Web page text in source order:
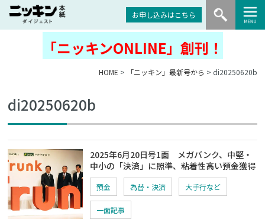
お申し込みはこちら
「ニッキンONLINE」創刊！
HOME > 「ニッキン」最新号から > di20250620b
di20250620b
2025年6月20日号1面 メガバンク、中堅・
中小の「決済」に照準、粘着性高い預金獲得
預金 為替・決済 大手行など
一面記事